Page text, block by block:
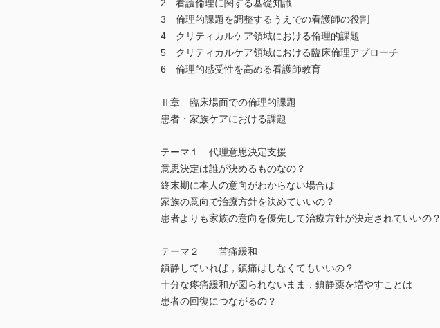
2 看護倫理に関する基礎知識
3 倫理的課題を調整するうえでの看護師の役割
4 クリティカルケア領域における倫理的課題
5 クリティカルケア領域における臨床倫理アプローチ
6 倫理的感受性を高める看護師教育
Ⅱ章 臨床場面での倫理的課題
患者・家族ケアにおける課題
テーマ１ 代理意思決定支援
意思決定は誰が決めるものなの？
終末期に本人の意向がわからない場合は
家族の意向で治療方針を決めていいの？
患者よりも家族の意向を優先して治療方針が決定されていいの？
テーマ２ 苦痛緩和
鎮静していれば，鎮痛はしなくてもいいの？
十分な疼痛緩和が図られないまま，鎮静薬を増やすことは
患者の回復につながるの？